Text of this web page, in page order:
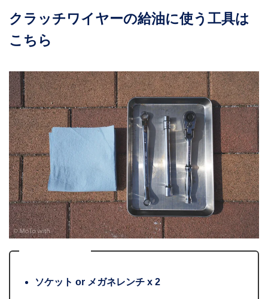
クラッチワイヤーの給油に使う工具は
こちら
ソケット or メガネレンチ x 2